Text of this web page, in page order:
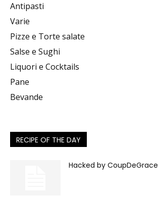
Antipasti
Varie
Pizze e Torte salate
Salse e Sughi
Liquori e Cocktails
Pane
Bevande
RECIPE OF THE DAY
Hacked by CoupDeGrace